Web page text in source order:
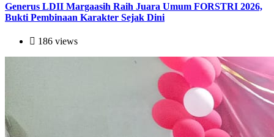
Generus LDII Margaasih Raih Juara Umum FORSTRI 2026,
Bukti Pembinaan Karakter Sejak Dini
186 views